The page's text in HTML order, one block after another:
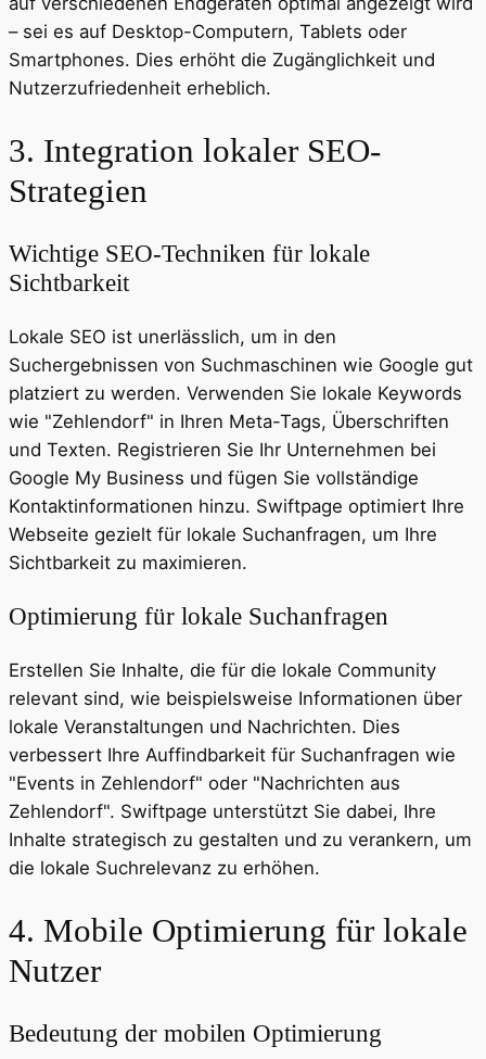
– sei es auf Desktop-Computern, Tablets oder
Smartphones. Dies erhöht die Zugänglichkeit und
Nutzerzufriedenheit erheblich.
3. Integration lokaler SEO-
Strategien
Wichtige SEO-Techniken für lokale
Sichtbarkeit
Lokale SEO ist unerlässlich, um in den
Suchergebnissen von Suchmaschinen wie Google gut
platziert zu werden. Verwenden Sie lokale Keywords
wie "Zehlendorf" in Ihren Meta-Tags, Überschriften
und Texten. Registrieren Sie Ihr Unternehmen bei
Google My Business und fügen Sie vollständige
Kontaktinformationen hinzu. Swiftpage optimiert Ihre
Webseite gezielt für lokale Suchanfragen, um Ihre
Sichtbarkeit zu maximieren.
Optimierung für lokale Suchanfragen
Erstellen Sie Inhalte, die für die lokale Community
relevant sind, wie beispielsweise Informationen über
lokale Veranstaltungen und Nachrichten. Dies
verbessert Ihre Auffindbarkeit für Suchanfragen wie
"Events in Zehlendorf" oder "Nachrichten aus
Zehlendorf". Swiftpage unterstützt Sie dabei, Ihre
Inhalte strategisch zu gestalten und zu verankern, um
die lokale Suchrelevanz zu erhöhen.
4. Mobile Optimierung für lokale
Nutzer
Bedeutung der mobilen Optimierung